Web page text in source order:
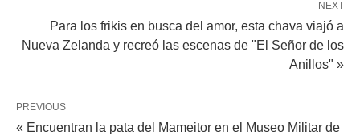
NEXT
Para los frikis en busca del amor, esta chava viajó a
Nueva Zelanda y recreó las escenas de "El Señor de los
Anillos" »
PREVIOUS
« Encuentran la pata del Mameitor en el Museo Militar de